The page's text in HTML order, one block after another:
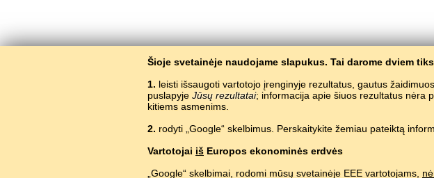
Šioje svetainėje naudojame slapukus. Tai darome dviem
1. leisti išsaugoti vartotojo įrenginyje rezultatus, gautus
puslapyje Jūsų rezultatai; informacija apie šiuos rezultatus nėra
kitiems asmenims.
2. rodyti „Google“ skelbimus. Perskaitykite žemiau pateiktą
Vartotojai iš Europos ekonominės erdvės
„Google“ skelbimai, rodomi mūsų svetainėje EEE vartotojams,